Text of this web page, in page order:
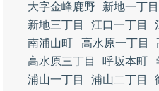
大字金峰鹿野
新地一丁目
新地三丁目
江口一丁目
南浦山町
高水原一丁目
高水原三丁目
呼坂本町
浦山一丁目
浦山二丁目